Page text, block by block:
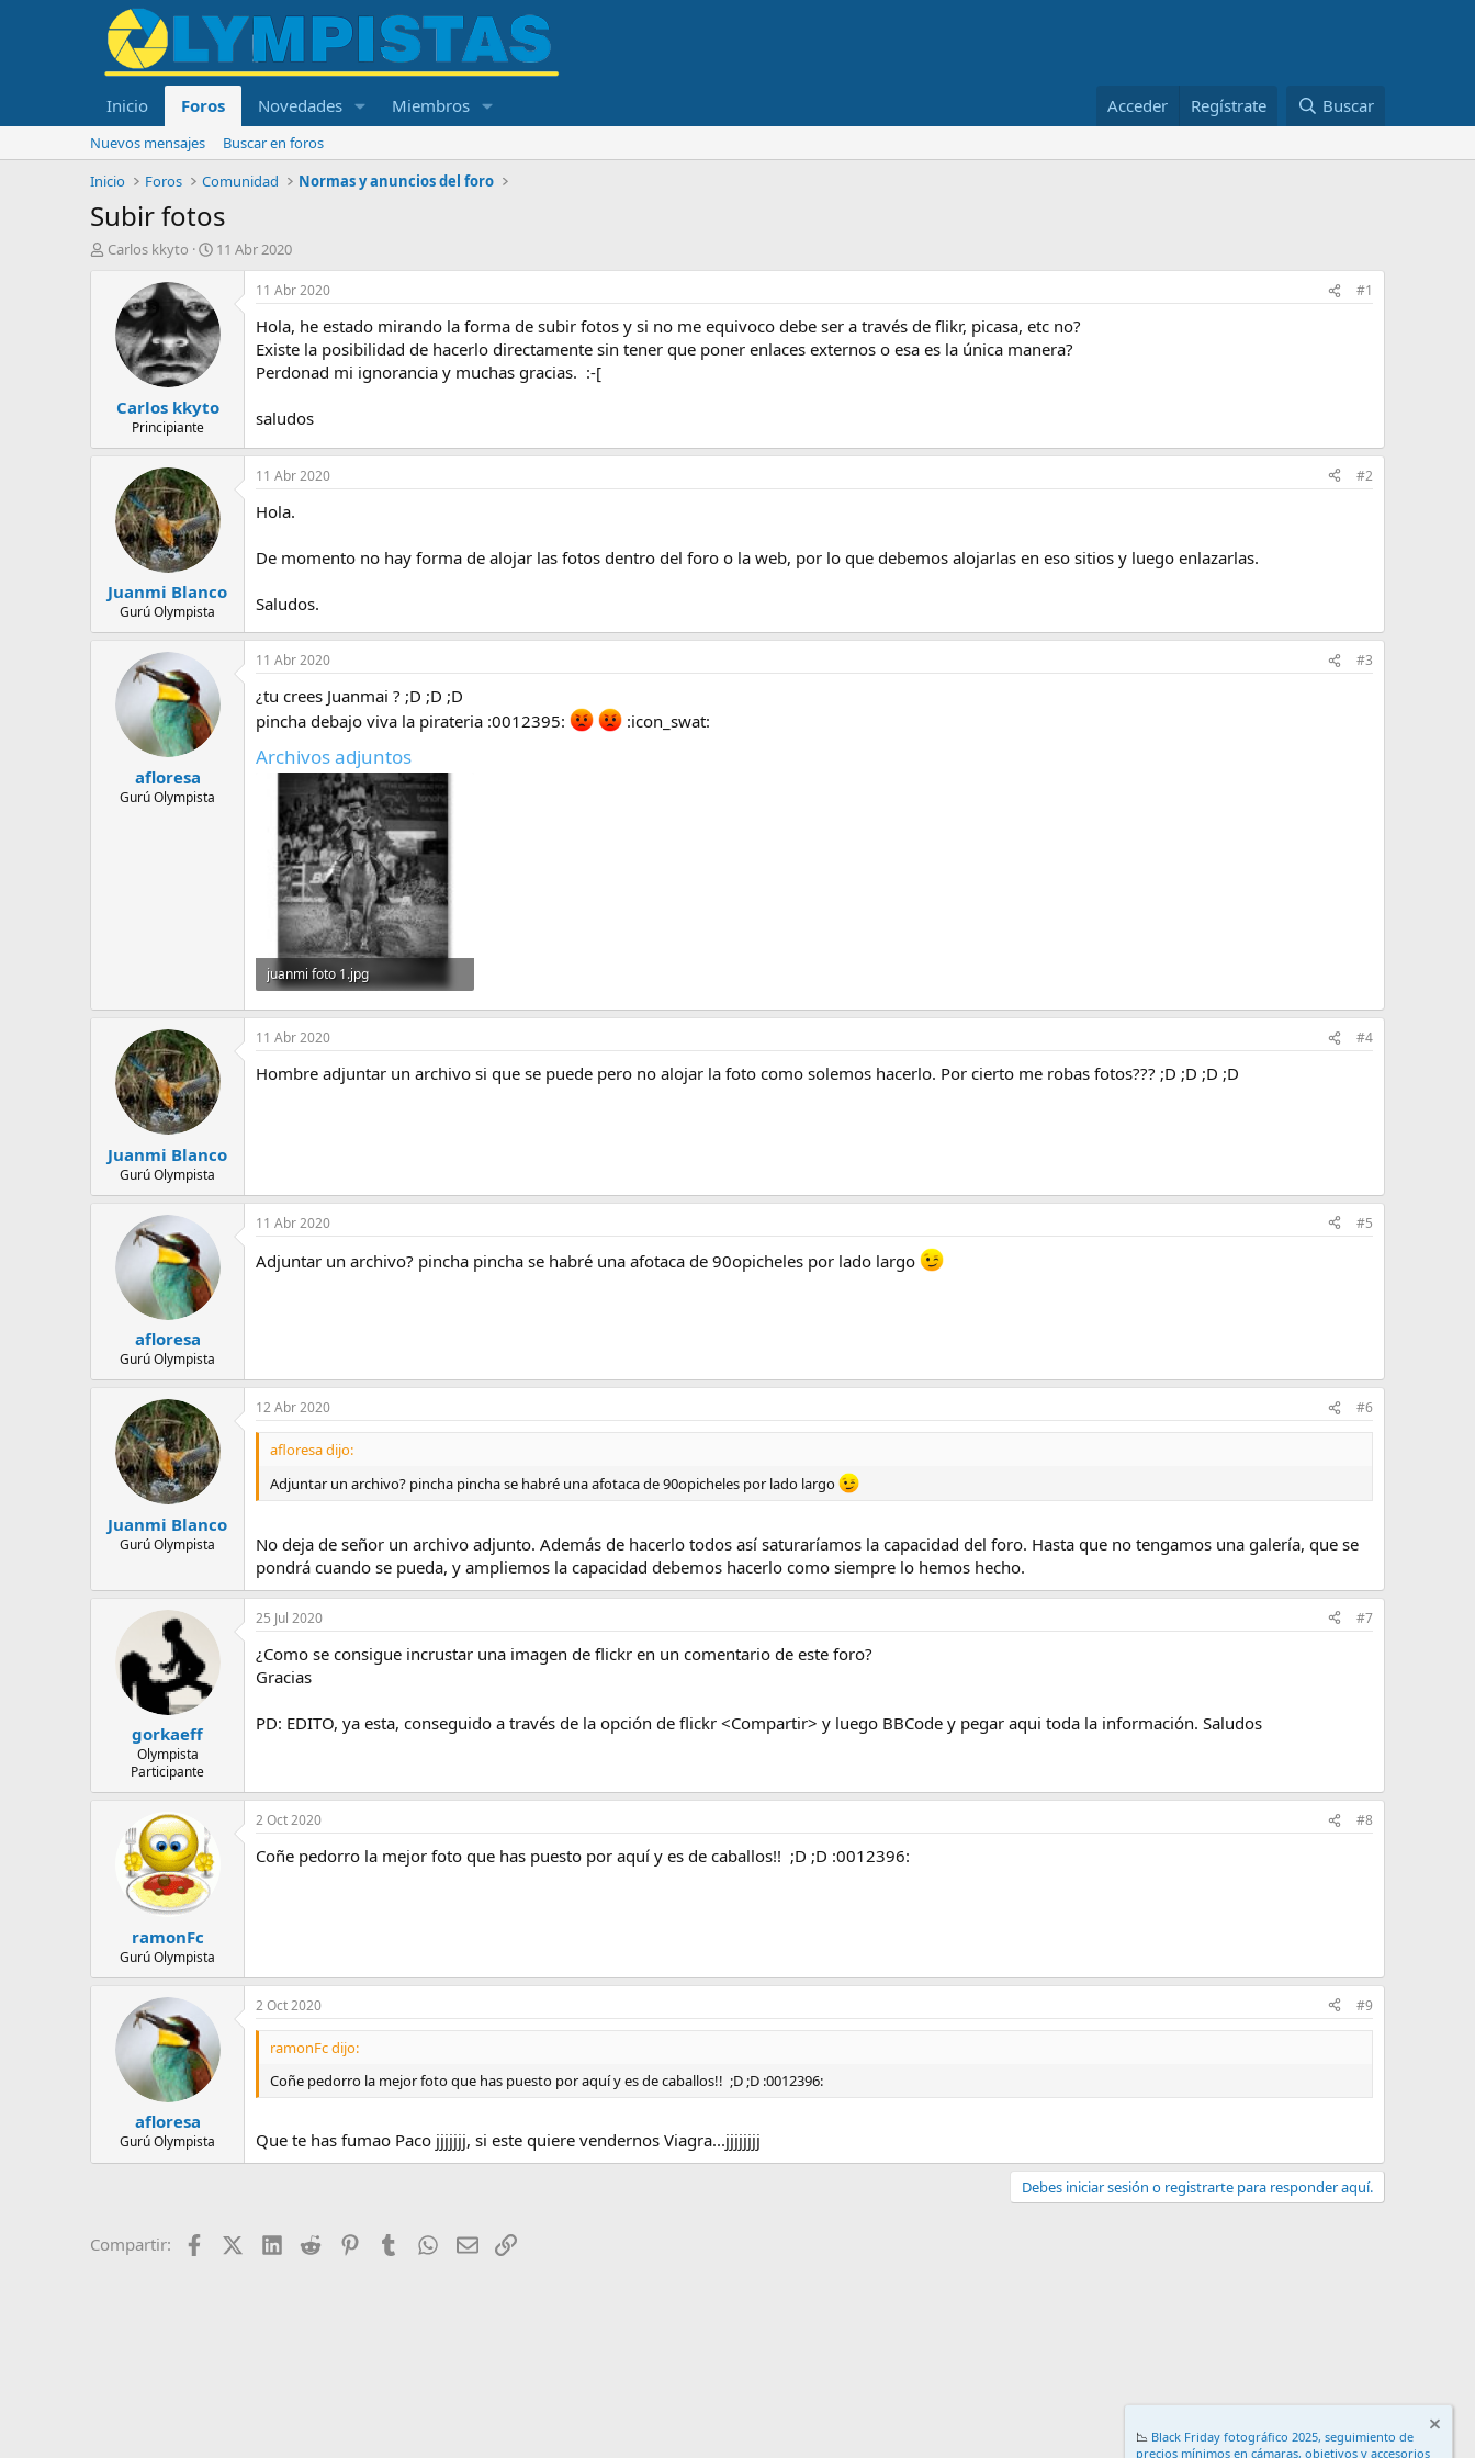
Inicio Foros Novedades Miembros Acceder Regístrate Buscar
Nuevos mensajes
Buscar en foros
Inicio
Foros Comunidad Normas y anuncios del foro
Subir fotos
I
e
m
Carlos kkyto
F
a
d
n
c
11 Abr 2020
Carlos kkyto
Principiante
11 Abr 2020 #1
Hola, he estado mirando la forma de subir fotos y si no me equivoco debe ser a través de flikr, picasa, etc no?
Existe la posibilidad de hacerlo directamente sin tener que poner enlaces externos o esa es la única manera?
Perdonad mi ignorancia y muchas gracias. :-[
saludos
Juanmi Blanco
Gurú Olympista
11 Abr 2020 #2
Hola.
De momento no hay forma de alojar las fotos dentro del foro o la web, por lo que debemos alojarlas en eso sitios y luego enlazarlas.
Saludos.
afloresa
Gurú Olympista
11 Abr 2020 #3
¿tu crees Juanmai ? ;D ;D ;D
pincha debajo viva la pirateria :0012395:
:icon_swat:
Archivos adjuntos
juanmi foto 1.jpg
117,7 KB · Visitas: 35
Juanmi Blanco
Gurú Olympista
11 Abr 2020 #4
Hombre adjuntar un archivo si que se puede pero no alojar la foto como solemos hacerlo. Por cierto me robas fotos??? ;D ;D ;D ;D
afloresa
Gurú Olympista
11 Abr 2020 #5
Adjuntar un archivo? pincha pincha se habré una afotaca de 90opicheles por lado largo
Juanmi Blanco
Gurú Olympista
12 Abr 2020 #6
afloresa dijo:
Adjuntar un archivo? pincha pincha se habré una afotaca de 90opicheles por lado largo
No deja de señor un archivo adjunto. Además de hacerlo todos así saturaríamos la capacidad del foro. Hasta que no tengamos una galería, que se
pondrá cuando se pueda, y ampliemos la capacidad debemos hacerlo como siempre lo hemos hecho.
gorkaeff
Olympista
Participante
25 Jul 2020 #7
¿Como se consigue incrustar una imagen de flickr en un comentario de este foro?
Gracias
PD: EDITO, ya esta, conseguido a través de la opción de flickr <Compartir> y luego BBCode y pegar aqui toda la información. Saludos
ramonFc
Gurú Olympista
2 Oct 2020 #8
Coñe pedorro la mejor foto que has puesto por aquí y es de caballos!! ;D ;D :0012396:
afloresa
Gurú Olympista
2 Oct 2020 #9
ramonFc dijo:
Coñe pedorro la mejor foto que has puesto por aquí y es de caballos!! ;D ;D :0012396:
Que te has fumao Paco jjjjjjj, si este quiere vendernos Viagra...jjjjjjjj
Debes iniciar sesión o registrarte para responder aquí.
Compartir: FacebookX (Twitter)
LinkedIn
Reddit PinterestTumblrWhatsApp
EmailEnlace
📉 Black Friday fotográfico 2025, seguimiento de
precios mínimos en cámaras, objetivos y accesorios